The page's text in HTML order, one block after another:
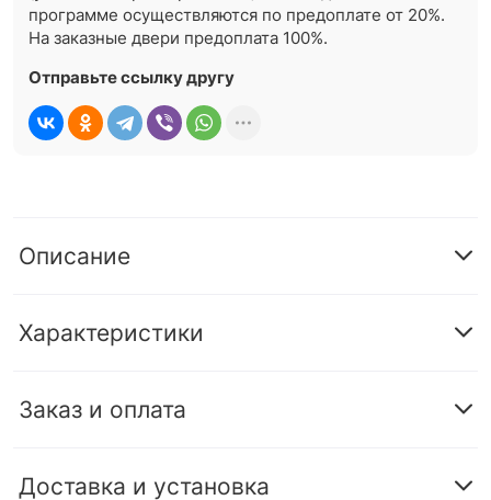
программе осуществляются по предоплате от 20%.
На заказные двери предоплата 100%.
Отправьте ссылку другу
Описание
Характеристики
Заказ и оплата
Доставка и установка